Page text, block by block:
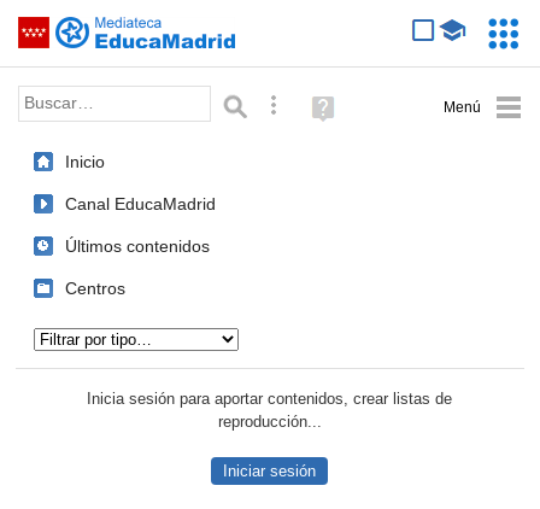
Saltar navegación
Palabra o frase: Búsqueda avanzada
Ayuda
(en
Inicio
Canal EducaMadrid
Últimos contenidos
Centros
Inicia sesión para aportar contenidos, crear listas de
reproducción...
Iniciar sesión